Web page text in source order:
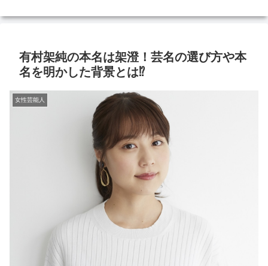
有村架純の本名は架澄！芸名の選び方や本
名を明かした背景とは⁉
女性芸能人